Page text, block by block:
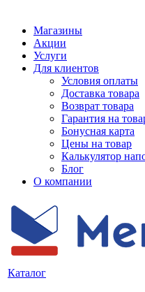
Магазины
Акции
Услуги
Для клиентов
Условия оплаты
Доставка товара
Возврат товара
Гарантия на
Бонусная карта
Цены на товар
Калькулятор
Блог
О компании
Каталог